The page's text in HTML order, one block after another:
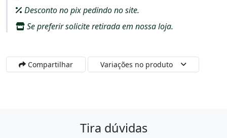
Desconto no pix pedindo no site.
Se preferir solicite retirada em nossa loja.
Compartilhar Variações no produto
Tira dúvidas